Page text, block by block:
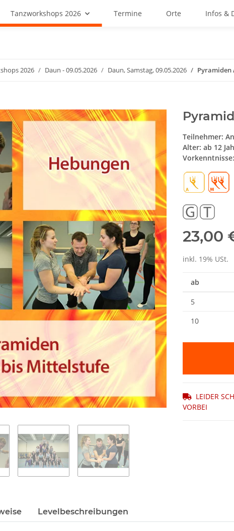
Tanzworkshops 2026 Termine Orte Infos &
2026 Daun - 09.05.2026 Daun, Samstag, 09.05.2026
Teilnehmer:
Alter: ab 12
23,00
inkl. 19% USt.
ab
5
10
LEIDER
VORBEI
Levelbeschreibungen